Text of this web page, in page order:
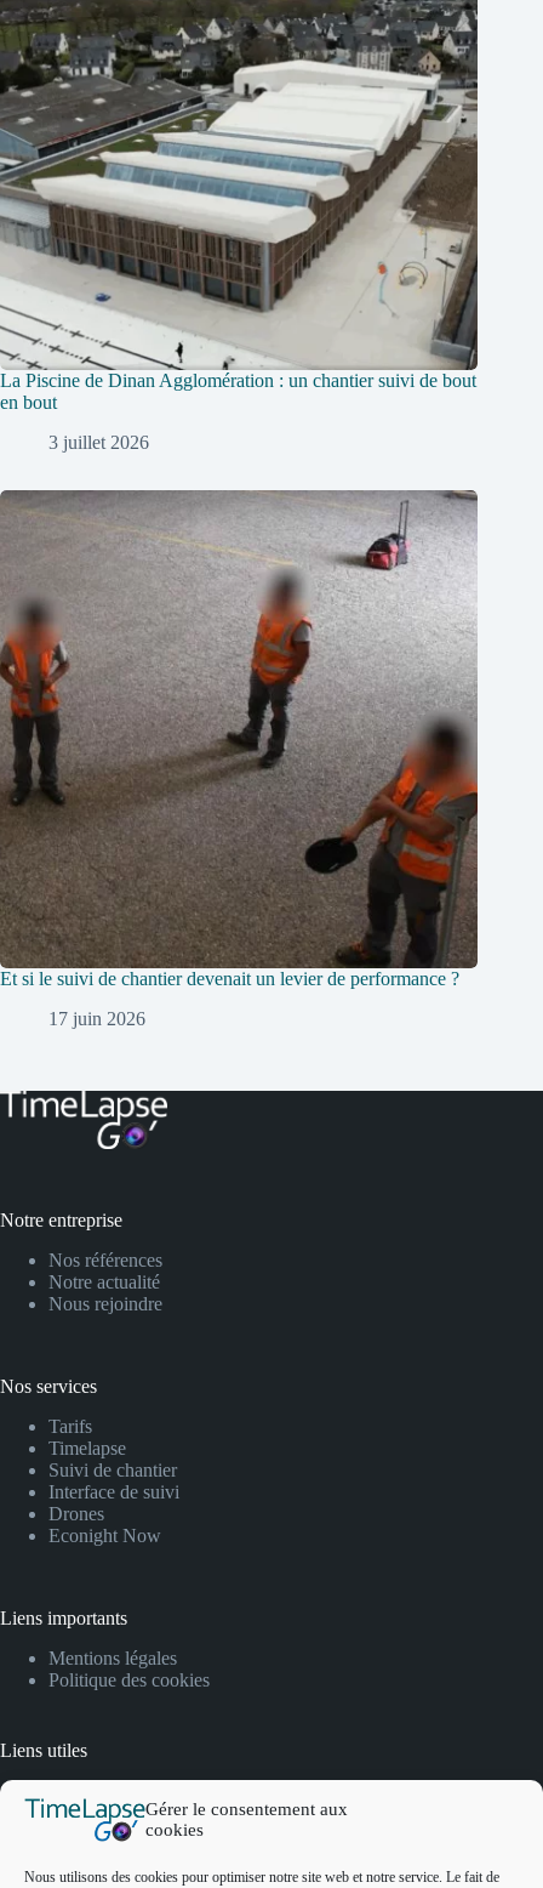
Gérer le consentement aux
cookies
Nous utilisons des cookies pour optimiser notre site web et notre service. Le fait de
La Piscine de Dinan Agglomération : un chantier suivi de bout
en bout
3 juillet 2026
Et si le suivi de chantier devenait un levier de performance ?
17 juin 2026
Notre entreprise
Nos références
Notre actualité
Nous rejoindre
Nos services
Tarifs
Timelapse
Suivi de chantier
Interface de suivi
Drones
Econight Now
Liens importants
Mentions légales
Politique des cookies
Liens utiles
Lexique
Contact